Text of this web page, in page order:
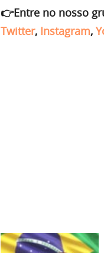
👉Entre no nosso
Twitter, Instagram,